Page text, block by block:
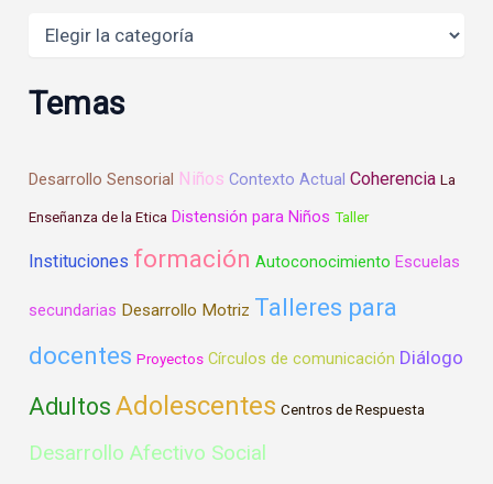
Temas
Desarrollo Sensorial Niños Contexto Actual Coherencia La
Enseñanza de la Etica Distensión para Niños Taller
Instituciones formación Autoconocimiento Escuelas
secundarias Desarrollo Motriz Talleres para
docentes Proyectos Círculos de comunicación Diálogo
Adultos Adolescentes Centros de Respuesta
Desarrollo Afectivo Social